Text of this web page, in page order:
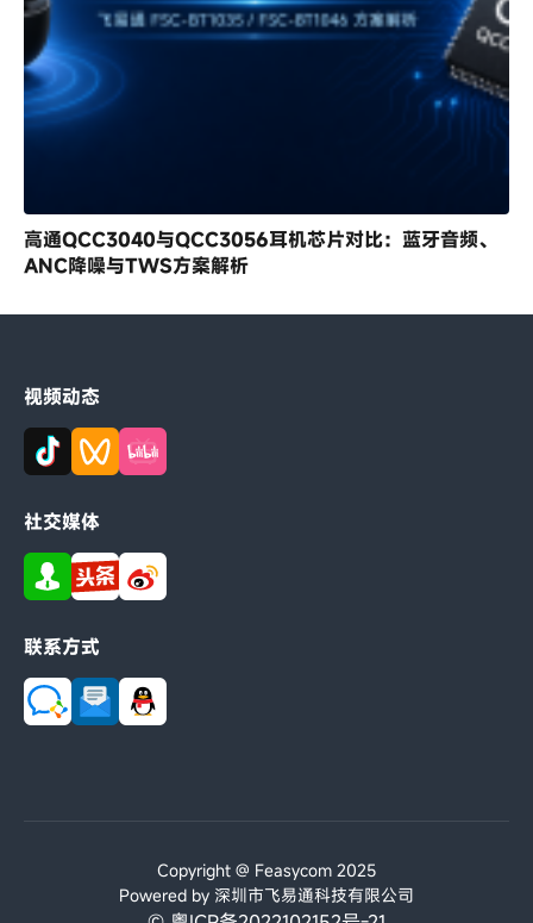
高通QCC3040与QCC3056耳机芯片对比：蓝牙音频、
ANC降噪与TWS方案解析
视频动态
社交媒体
联系方式
Copyright @ Feasycom 2025
Powered by 深圳市飞易通科技有限公司